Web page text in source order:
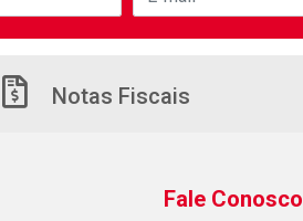
Notas Fiscais
Fale Conosco